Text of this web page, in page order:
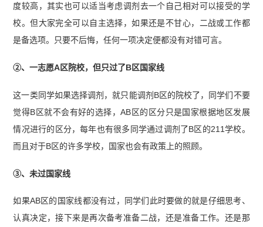
度较高，其实也可以适当考虑调剂去一个自己相对可以接受的学
校。但大家完全可以自主选择，如果还是不甘心，二战或工作都
是备选项。只要不后悔，任何一项决定便都没有对错可言。
②、一志愿A区院校，但只过了B区国家线
这一类同学如果选择调剂，就只能调剂B区的院校了，同学们不要
觉得B区就不会有好的选择，AB区的区分只是国家根据地区发展
情况进行的区分，每年也有很多同学通过调剂了B区的211学校。
而且对于B区的许多学校，国家也会有政策上的照顾。
③、未过国家线
如果AB区的国家线都没有过，同学们此时要做的就是仔细思考、
认真决定，接下来是再次备考准备二战，还是准备工作。还是那